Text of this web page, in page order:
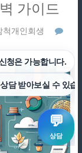
가이드
척개인회생